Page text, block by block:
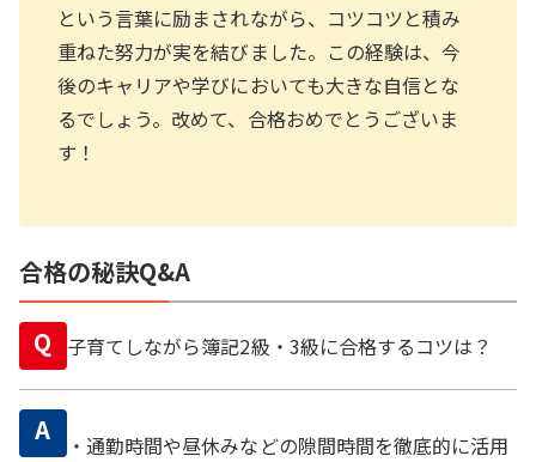
という言葉に励まされながら、コツコツと積み
重ねた努力が実を結びました。この経験は、今
後のキャリアや学びにおいても大きな自信とな
るでしょう。改めて、合格おめでとうございま
す！
合格の秘訣Q&A
Q 子育てしながら簿記2級・3級に合格するコツは？
A
・通勤時間や昼休みなどの隙間時間を徹底的に活用